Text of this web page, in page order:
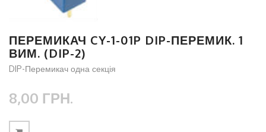
ПЕРЕМИКАЧ CY-1-01P DIP-ПЕРЕМИК. 1
ВИМ. (DIP-2)
DIP-Перемикач одна секція
8,00 ГРН.